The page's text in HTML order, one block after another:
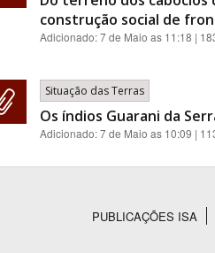
construção social de
Adicionado:7 de Maio as 11:18 |
Situação das Terras
Os índios Guarani da
Adicionado:7 de Maio as 10:09 |
PUBLICAÇÕES ISA